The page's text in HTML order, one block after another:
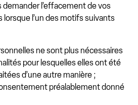
demander l’effacement de vos
l’un des motifs suivants
ne sont plus nécessaires
pour lesquelles elles ont été
d’une autre manière ;
préalablement donné